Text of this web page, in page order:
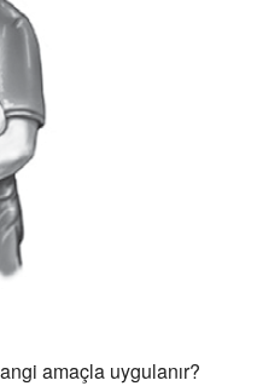
amaçla uygulanır?